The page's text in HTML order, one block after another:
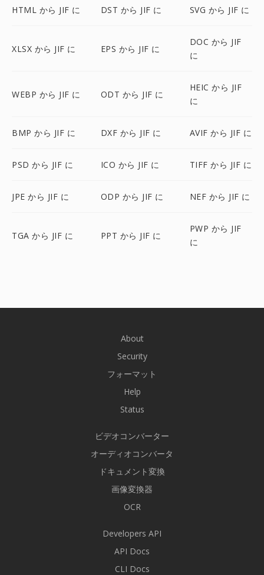
HTML から JIF に DST から JIF に SVG から JIF に
XLSX から JIF に EPS から JIF に
DOC から JIF
に
WEBP から JIF に ODT から JIF に
HEIC から JIF
に
BMP から JIF に DXF から JIF に AVIF から JIF に
PSD から JIF に ICO から JIF に TIFF から JIF に
JPE から JIF に ODP から JIF に NEF から JIF に
TGA から JIF に PPT から JIF に
PWP から JIF
に
About
Security
フォーマット
Help
Status
ビデオコンバーター
オーディオコンバータ
ドキュメント変換
画像変換器
OCR
Developers API
API Docs
CLI Docs